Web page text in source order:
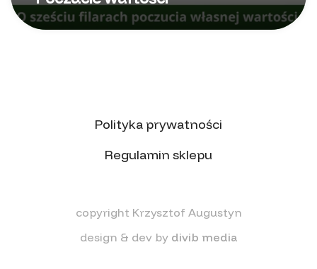
copyright Krzysztof Augustyn
design & dev by divib media
Polityka prywatności
Regulamin sklepu